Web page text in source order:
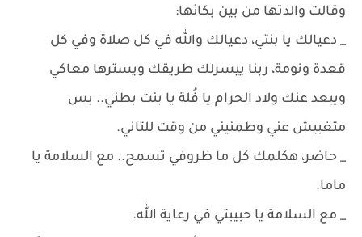
وقالت والدتها من بين بكائها:
_ دعيالك يا بنتي، دعيالك والله في كل صلاة وفي كل
قعدة ونومة، ربنا ييسرلك طريقك ويسترها معاكي
ويبعد عنك ولاد الحرام يا فُلة يا بنت بطني.. بس
متغبيش عني وطمنيني من وقت للتاني.
_ حاضر، هكلمك كل ما ظروفي تسمح.. مع السلامة يا
ماما.
_ مع السلامة يا حبيبتي في رعاية الله.